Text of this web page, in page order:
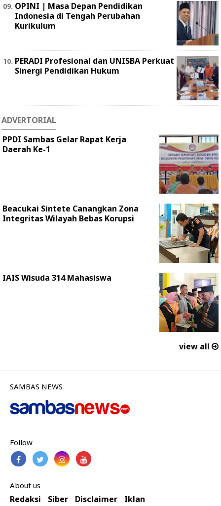
OPINI | Masa Depan Pendidikan
Indonesia di Tengah Perubahan
Kurikulum
PERADI Profesional dan UNISBA Perkuat
Sinergi Pendidikan Hukum
ADVERTORIAL
PPDI Sambas Gelar Rapat Kerja
Daerah Ke-1
Beacukai Sintete Canangkan Zona
Integritas Wilayah Bebas Korupsi
IAIS Wisuda 314 Mahasiswa
view all
SAMBAS NEWS
Follow
About us
Redaksi Siber Disclaimer Iklan